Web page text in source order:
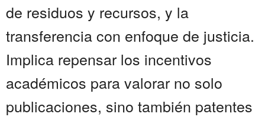
de residuos y recursos, y la
transferencia con enfoque de justicia.
Implica repensar los incentivos
académicos para valorar no solo
publicaciones, sino también patentes